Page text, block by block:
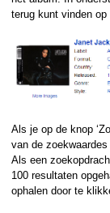
terug kunt vinden
Als je op de knop
van de
Als een
100 resultaten
ophalen door te